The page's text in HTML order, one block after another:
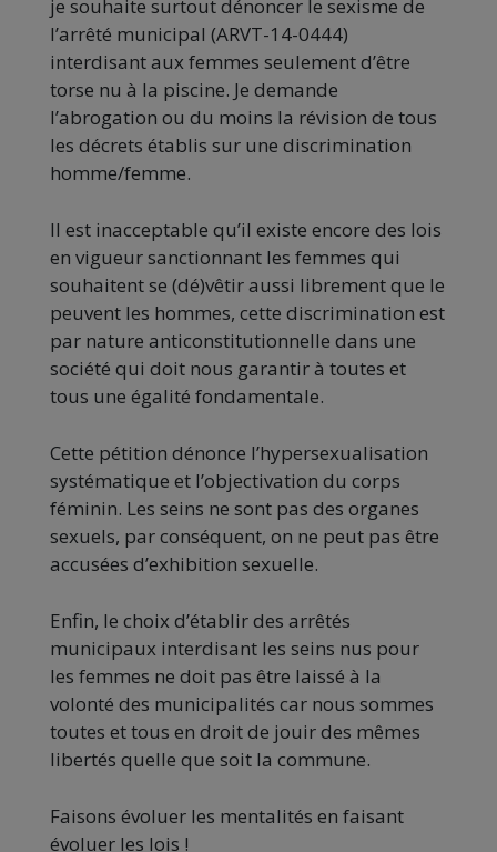
je souhaite surtout dénoncer le sexisme de
l’arrêté municipal (ARVT-14-0444)
interdisant aux femmes seulement d’être
torse nu à la piscine. Je demande
l’abrogation ou du moins la révision de tous
les décrets établis sur une discrimination
homme/femme.
Il est inacceptable qu’il existe encore des lois
en vigueur sanctionnant les femmes qui
souhaitent se (dé)vêtir aussi librement que le
peuvent les hommes, cette discrimination est
par nature anticonstitutionnelle dans une
société qui doit nous garantir à toutes et
tous une égalité fondamentale.
Cette pétition dénonce l’hypersexualisation
systématique et l’objectivation du corps
féminin. Les seins ne sont pas des organes
sexuels, par conséquent, on ne peut pas être
accusées d’exhibition sexuelle.
Enfin, le choix d’établir des arrêtés
municipaux interdisant les seins nus pour
les femmes ne doit pas être laissé à la
volonté des municipalités car nous sommes
toutes et tous en droit de jouir des mêmes
libertés quelle que soit la commune.
Faisons évoluer les mentalités en faisant
évoluer les lois !